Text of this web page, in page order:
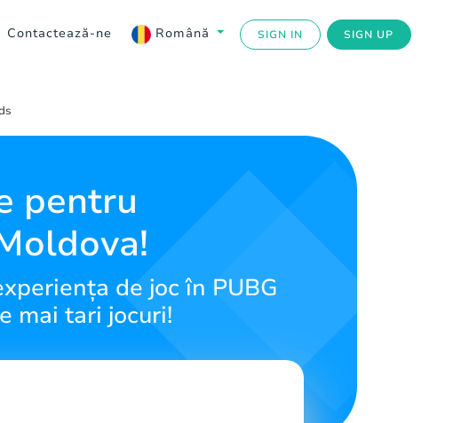
Contactează-ne Română SIGN IN SIGN UP
pentru
de joc în PUBG
mai tari jocuri!